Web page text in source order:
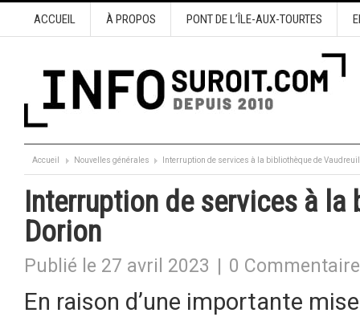
ACCUEIL À PROPOS PONT DE L’ÎLE-AUX-TOURTES
Accueil Nouvelles générales Interruption de services à la bibliothèque de
Interruption de services à
Dorion
Publié le 27 avril 2023 0 Commentaire
En raison d’une importante